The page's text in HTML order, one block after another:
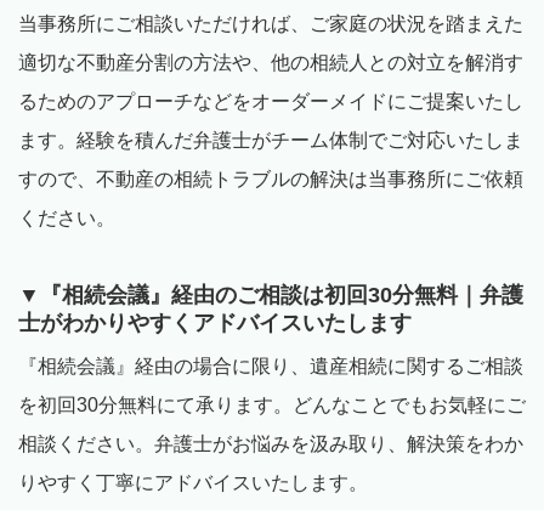
当事務所にご相談いただければ、ご家庭の状況を踏まえた
適切な不動産分割の方法や、他の相続人との対立を解消す
るためのアプローチなどをオーダーメイドにご提案いたし
ます。経験を積んだ弁護士がチーム体制でご対応いたしま
すので、不動産の相続トラブルの解決は当事務所にご依頼
ください。
▼『相続会議』経由のご相談は初回30分無料｜弁護
士がわかりやすくアドバイスいたします
『相続会議』経由の場合に限り、遺産相続に関するご相談
を初回30分無料にて承ります。どんなことでもお気軽にご
相談ください。弁護士がお悩みを汲み取り、解決策をわか
りやすく丁寧にアドバイスいたします。